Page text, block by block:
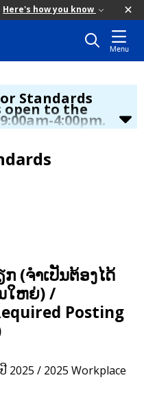
Here's how you know
Menu
Standards
open to the
4:00pm.
and email
(ຈຳເປັນຕ້ອງໄດ້
ໃຫຍ່) /
Posting
/ 2025 Workplace